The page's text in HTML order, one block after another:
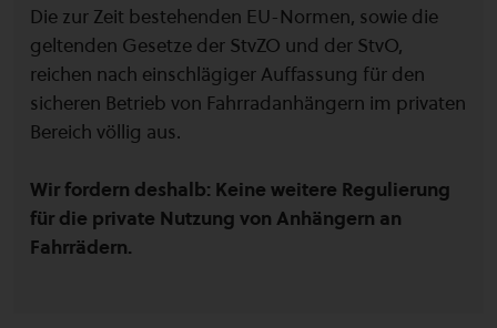
Die zur Zeit bestehenden EU-Normen, sowie die
geltenden Gesetze der StvZO und der StvO,
reichen nach einschlägiger Auffassung für den
sicheren Betrieb von Fahrradanhängern im privaten
Bereich völlig aus.
Wir fordern deshalb: Keine weitere Regulierung
für die private Nutzung von Anhängern an
Fahrrädern.